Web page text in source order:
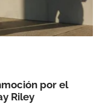
por el
Riley